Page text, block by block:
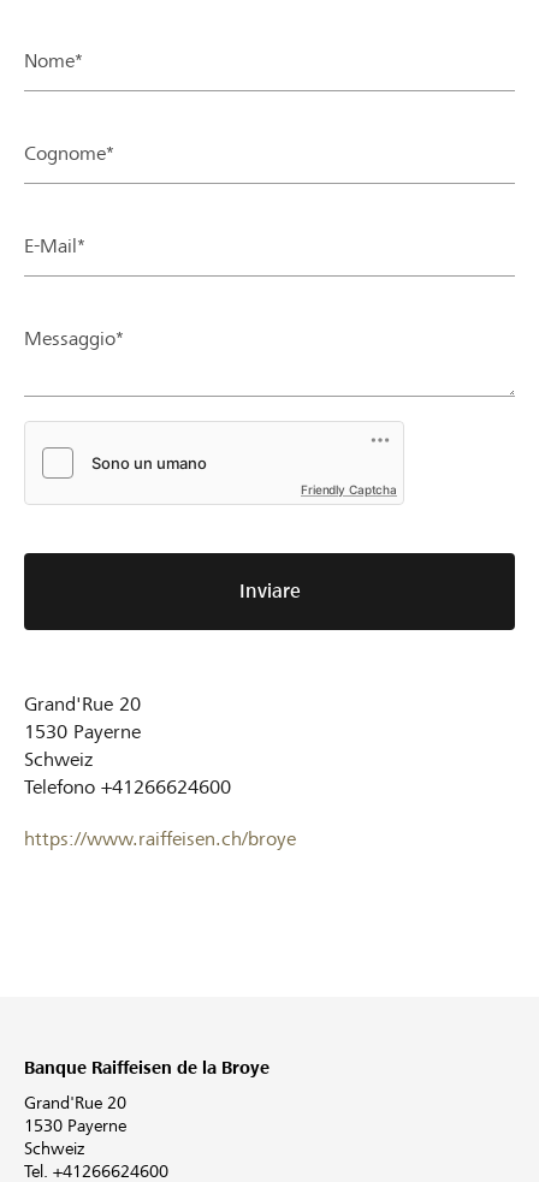
Nome*
Cognome*
E-Mail*
Messaggio*
Friendly Captcha
Inviare
Grand'Rue 20
1530 Payerne
Schweiz
Telefono +41266624600
https://www.raiffeisen.ch/broye
Banque Raiffeisen de la Broye
Grand'Rue 20
1530 Payerne
Schweiz
Tel. +41266624600